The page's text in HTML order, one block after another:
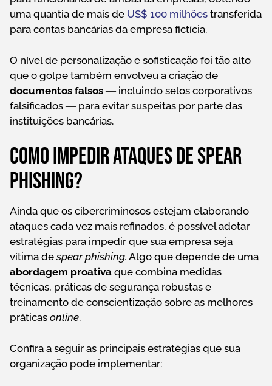
uma quantia de mais de US$ 100 milhões transferida
para contas bancárias da empresa fictícia.
O nível de personalização e sofisticação foi tão alto
que o golpe também envolveu a criação de
documentos falsos ― incluindo selos corporativos
falsificados ― para evitar suspeitas por parte das
instituições bancárias.
Como impedir ataques de spear
phishing?
Ainda que os cibercriminosos estejam elaborando
ataques cada vez mais refinados, é possível adotar
estratégias para impedir que sua empresa seja
vítima despear phishing. Algo que depende de uma
abordagem proativa que combina medidas
técnicas, práticas de segurança robustas e
treinamento de conscientização sobre as melhores
práticas online.
Confira a seguir as principais estratégias que sua
organização pode implementar: